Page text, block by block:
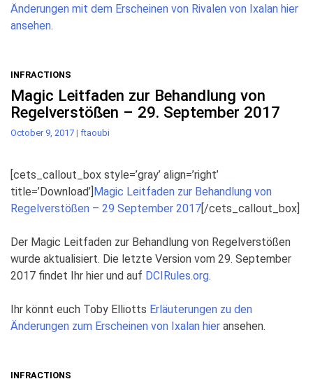
Änderungen mit dem Erscheinen von Rivalen von Ixalan hier
ansehen.
INFRACTIONS
Magic Leitfaden zur Behandlung von
Regelverstößen – 29. September 2017
October 9, 2017 | ftaoubi
[cets_callout_box style=’gray’ align=’right’
title=’Download’] Magic Leitfaden zur Behandlung von
Regelverstößen – 29 September 2017 [/cets_callout_box]
Der Magic Leitfaden zur Behandlung von Regelverstößen
wurde aktualisiert. Die letzte Version vom 29. September
2017 findet Ihr hier und auf DCIRules.org.
Ihr könnt euch Toby Elliotts Erläuterungen zu den
Änderungen zum Erscheinen von Ixalan hier ansehen.
INFRACTIONS